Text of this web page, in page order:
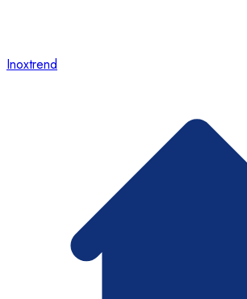
Inoxtrend